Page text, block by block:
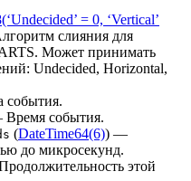
= 0, ‘Vertical’
слияния для
Может принимать
Undecided, Horizontal,
события.
события.
(DateTime64(6)) —
до микросекунд.
этой